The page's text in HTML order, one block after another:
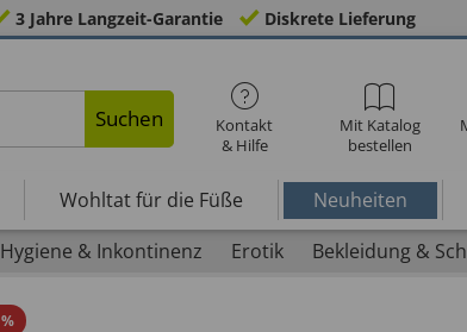
3 Jahre Langzeit-Garantie Diskrete Lieferung
Suchen
Kontakt
& Hilfe
Mit Katalog
bestellen
Wohltat für die Füße Neuheiten
Hygiene & Inkontinenz Erotik Bekleidung &
%